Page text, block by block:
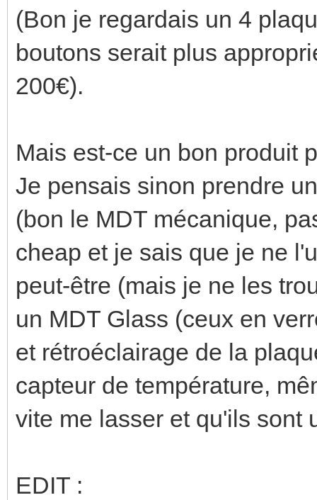
(Bon je regardais un 4
boutons serait plus
200€).
Mais est-ce un bon produit
Je pensais sinon prendre
(bon le MDT mécanique,
cheap et je sais que je ne
peut-être (mais je ne les
un MDT Glass (ceux en
et rétroéclairage de la
capteur de température,
vite me lasser et qu'ils sont
EDIT :